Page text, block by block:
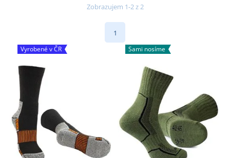
Zobrazujem 1-2 z 2
1
Vyrobené v ČR Sami nosíme